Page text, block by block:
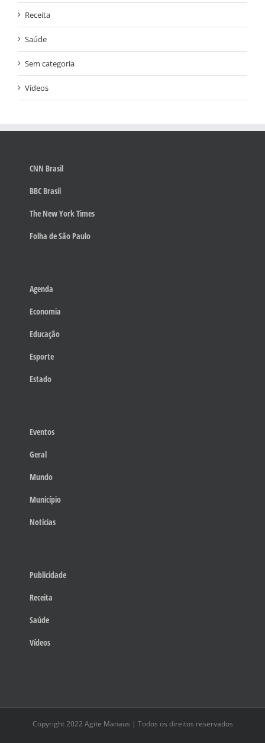
Receita
Saúde
Sem categoria
Vídeos
CNN Brasil
BBC Brasil
The New York Times
Folha de São Paulo
Agenda
Economia
Educação
Esporte
Estado
Eventos
Geral
Mundo
Município
Notícias
Publicidade
Receita
Saúde
Vídeos
Copyright 2022 Agite Manaus | Todos os direitos reservados